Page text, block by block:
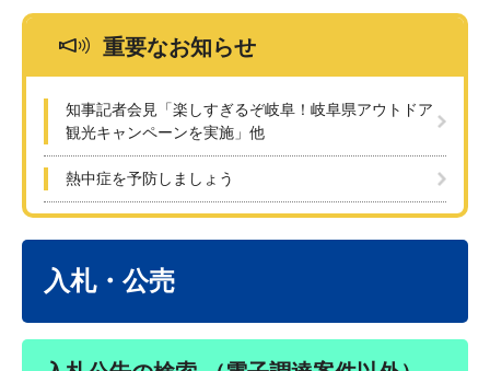
重要なお知らせ
知事記者会見「楽しすぎるぞ岐阜！岐阜県アウトドア
観光キャンペーンを実施」他
熱中症を予防しましょう
入札・公売